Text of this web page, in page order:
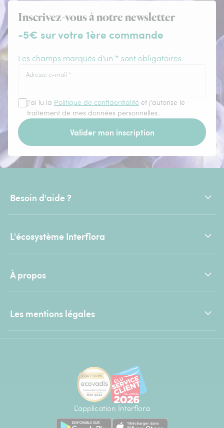
Inscrivez-vous à notre newsletter
-5€ sur votre 1ère commande
Les champs marqués d'un * sont obligatoires.
Adresse e-mail *
J'ai lu la Politique de confidentialité et j'autorise le
traitement de mes données personnelles.
Valider mon inscription
Besoin d'aide ?
L'écosystème Interflora
À propos
Les mentions légales
L'application Interflora